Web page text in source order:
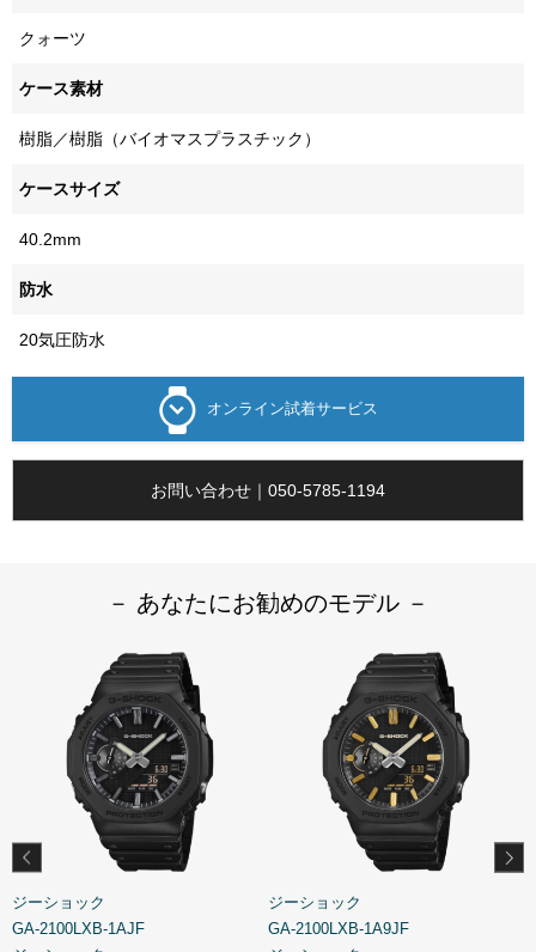
クォーツ
ケース素材
樹脂／樹脂（バイオマスプラスチック）
ケースサイズ
40.2mm
防水
20気圧防水
オンライン試着サービス
お問い合わせ｜050-5785-1194
－ あなたにお勧めのモデル －
ジーショック
GA-2100LXB-1AJF
ジーショック
GA-2100LXB-1A9JF